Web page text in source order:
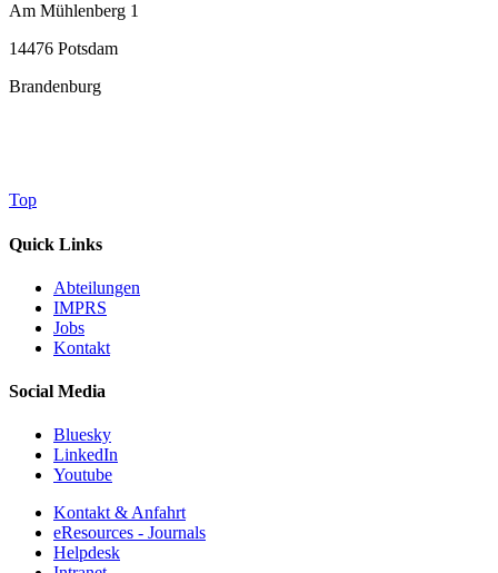
Am Mühlenberg 1
14476 Potsdam
Brandenburg
Top
Quick Links
Abteilungen
IMPRS
Jobs
Kontakt
Social Media
Bluesky
LinkedIn
Youtube
Kontakt & Anfahrt
eResources - Journals
Helpdesk